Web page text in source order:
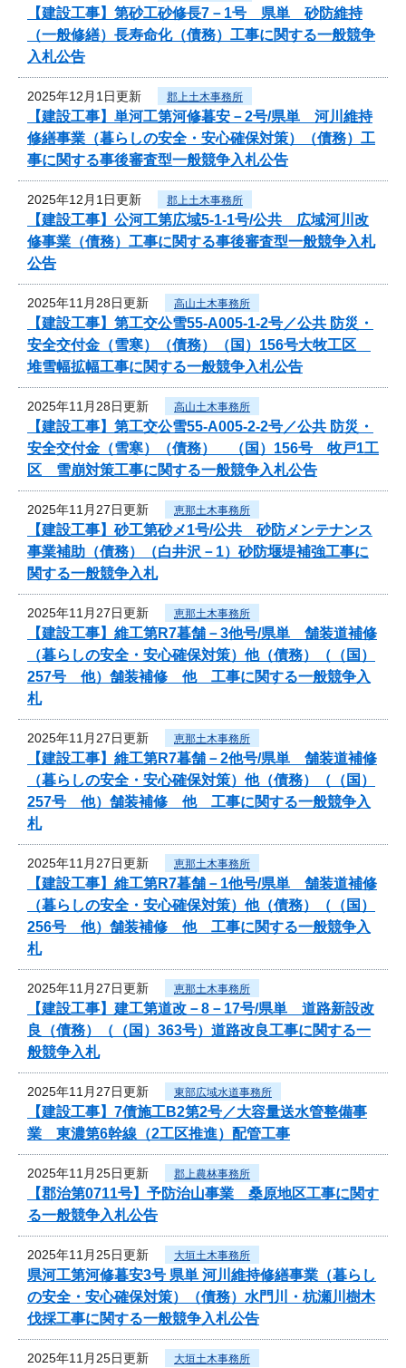
【建設工事】第砂工砂修長7－1号 県単 砂防維持
（一般修繕）長寿命化（債務）工事に関する一般競争
入札公告
2025年12月1日更新 郡上土木事務所
【建設工事】単河工第河修暮安－2号/県単 河川維持
修繕事業（暮らしの安全・安心確保対策）（債務）工
事に関する事後審査型一般競争入札公告
2025年12月1日更新 郡上土木事務所
【建設工事】公河工第広域5-1-1号/公共 広域河川改
修事業（債務）工事に関する事後審査型一般競争入札
公告
2025年11月28日更新 高山土木事務所
【建設工事】第工交公雪55-A005-1-2号／公共 防災・
安全交付金（雪寒）（債務）（国）156号大牧工区
堆雪幅拡幅工事に関する一般競争入札公告
2025年11月28日更新 高山土木事務所
【建設工事】第工交公雪55-A005-2-2号／公共 防災・
安全交付金（雪寒）（債務） （国）156号 牧戸1工
区 雪崩対策工事に関する一般競争入札公告
2025年11月27日更新 恵那土木事務所
【建設工事】砂工第砂メ1号/公共 砂防メンテナンス
事業補助（債務）（白井沢－1）砂防堰堤補強工事に
関する一般競争入札
2025年11月27日更新 恵那土木事務所
【建設工事】維工第R7暮舗－3他号/県単 舗装道補修
（暮らしの安全・安心確保対策）他（債務）（（国）
257号 他）舗装補修 他 工事に関する一般競争入
札
2025年11月27日更新 恵那土木事務所
【建設工事】維工第R7暮舗－2他号/県単 舗装道補修
（暮らしの安全・安心確保対策）他（債務）（（国）
257号 他）舗装補修 他 工事に関する一般競争入
札
2025年11月27日更新 恵那土木事務所
【建設工事】維工第R7暮舗－1他号/県単 舗装道補修
（暮らしの安全・安心確保対策）他（債務）（（国）
256号 他）舗装補修 他 工事に関する一般競争入
札
2025年11月27日更新 恵那土木事務所
【建設工事】建工第道改－8－17号/県単 道路新設改
良（債務）（（国）363号）道路改良工事に関する一
般競争入札
2025年11月27日更新 東部広域水道事務所
【建設工事】7債施工B2第2号／大容量送水管整備事
業 東濃第6幹線（2工区推進）配管工事
2025年11月25日更新 郡上農林事務所
【郡治第0711号】予防治山事業 桑原地区工事に関す
る一般競争入札公告
2025年11月25日更新 大垣土木事務所
県河工第河修暮安3号 県単 河川維持修繕事業（暮らし
の安全・安心確保対策）（債務）水門川・杭瀬川樹木
伐採工事に関する一般競争入札公告
2025年11月25日更新 大垣土木事務所